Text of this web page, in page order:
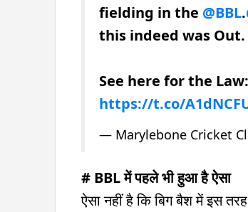
fielding in the @BBL.
this indeed was Out.
See here for the Law:
https://t.co/
— Marylebone Cricket
# BBL में पहले भी हुआ है ऐसा
ऐसा नहीं है कि बिग बैश में इस